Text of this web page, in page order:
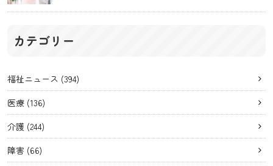
カテゴリー
福祉ニュース (394)
医療 (136)
介護 (244)
障害 (66)